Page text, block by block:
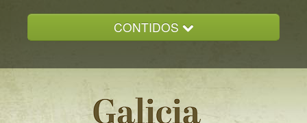
CONTIDOS
GALICIA ENCANTADA
DOCUMENTACION